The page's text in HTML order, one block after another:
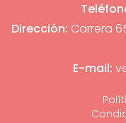
Dirección: Carrera
E-mail: